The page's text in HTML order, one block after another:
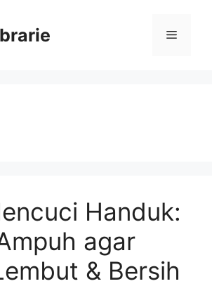
Menu
Handuk:
agar
& Bersih